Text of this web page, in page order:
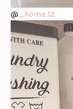
@_home.12